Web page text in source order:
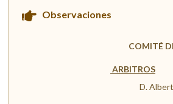
Observaciones
COMITÉ DE LA
ARBITROS
D. Alberto